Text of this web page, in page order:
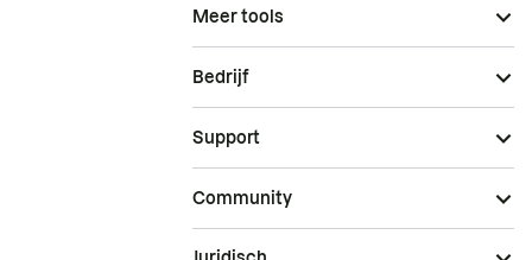
Meer tools
Bedrijf
Support
Community